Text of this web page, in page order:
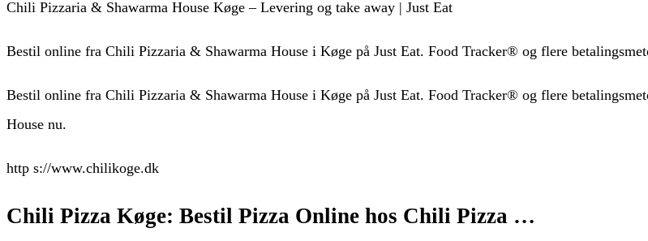
Chili Pizzaria & Shawarma House Køge – Levering og take away | Just Eat
Bestil online fra Chili Pizzaria & Shawarma House i Køge på Just Eat. Food Tracker® og flere
Bestil online fra Chili Pizzaria & Shawarma House i Køge på Just Eat. Food Tracker® og flere
House nu.
http s://www.chilikoge.dk
Chili Pizza Køge: Bestil Pizza Online hos Chili Pizza …